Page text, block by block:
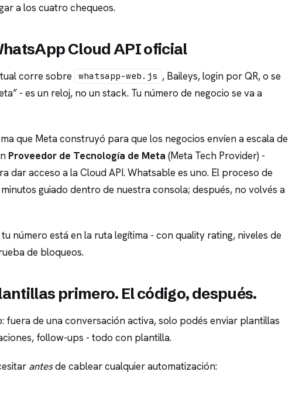
a los cuatro chequeos.
Cloud API oficial
corre sobre whatsapp-web.js , Baileys, login por QR, o se
- es un reloj, no un stack. Tu número de negocio se va a
que Meta construyó para que los negocios envíen a escala de
Proveedor de Tecnología de Meta (Meta Tech Provider) -
dar acceso a la Cloud API. Whatsable es uno. El proceso de
guiado dentro de nuestra consola; después, no volvés a
número está en la ruta legítima - con quality rating, niveles de
de bloqueos.
primero. El código, después.
fuera de una conversación activa, solo podés enviar plantillas
follow-ups - todo con plantilla.
antesde cablear cualquier automatización: